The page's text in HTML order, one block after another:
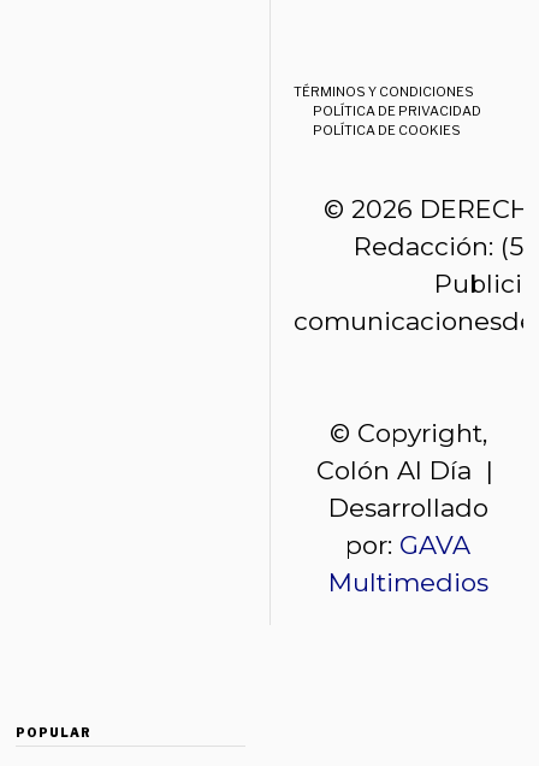
TÉRMINOS Y CONDICIONES
POLÍTICA DE PRIVACIDAD
POLÍTICA DE COOKIES
© 2026
Redacción:
© Copyright,
Colón Al Día |
Desarrollado
por: GAVA
Multimedios
POPULAR